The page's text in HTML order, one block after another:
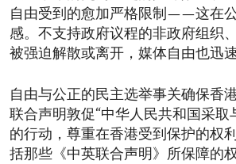
自由受到的愈加严格限制——这在
感。不支持政府议程的非政府组织
被强迫解散或离开，媒体自由也迅
自由与公正的民主选举事关确保香
联合声明敦促“中华人民共和国采取
的行动，尊重在香港受到保护的权
括那些《中英联合声明》所保障的